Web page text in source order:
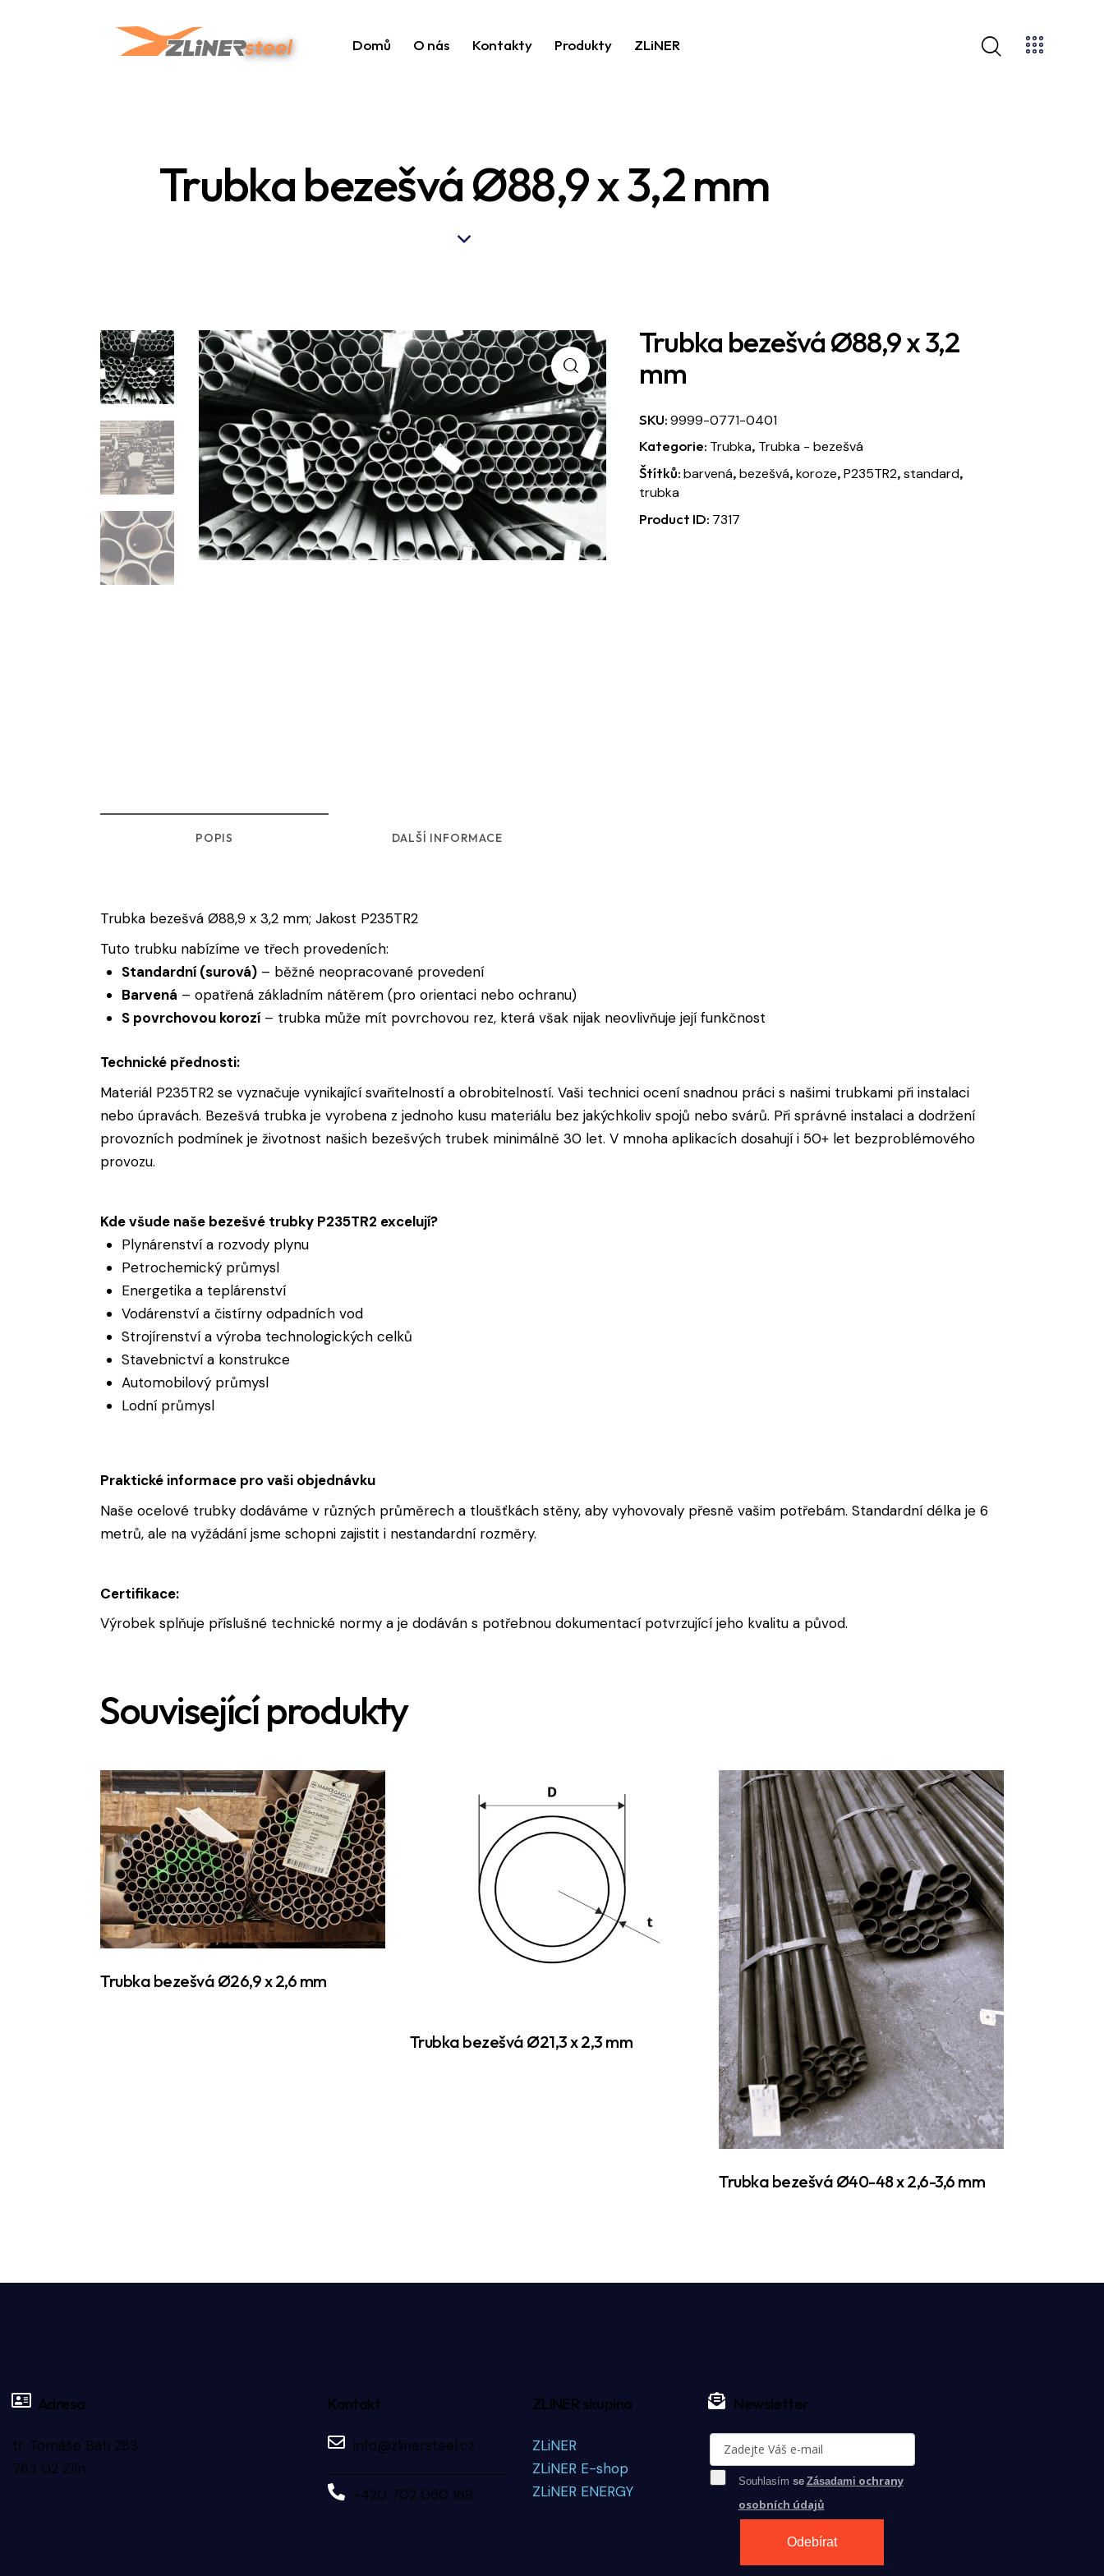
Domů O nás Kontakty Produkty ZLiNER
Trubka bezešvá Ø88,9 x 3,2 mm
Trubka bezešvá Ø88,9 x 3,2
mm
SKU:9999-0771-0401
Kategorie: Trubka, Trubka - bezešvá
Štítků:barvená,bezešvá,koroze,P235TR2,standard,
trubka
Product ID: 7317
POPIS DALŠÍ INFORMACE
Trubka bezešvá Ø88,9 x 3,2 mm; Jakost P235TR2
Tuto trubku nabízíme ve třech provedeních:
Standardní (surová)– běžné neopracované provedení
Barvená – opatřená základním nátěrem (pro orientaci nebo ochranu)
S povrchovou korozí– trubka může mít povrchovou rez, která však nijak neovlivňuje její funkčnost
Technické přednosti:
Materiál P235TR2 se vyznačuje vynikající svařitelností a obrobitelností. Vaši technici ocení snadnou práci s našimi trubkami při instalaci
nebo úpravách. Bezešvá trubka je vyrobena z jednoho kusu materiálu bez jakýchkoliv spojů nebo svárů. Při správné instalaci a dodržení
provozních podmínek je životnost našich bezešvých trubek minimálně 30 let. V mnoha aplikacích dosahují i 50+ let bezproblémového
provozu.
Kde všude naše bezešvé trubky P235TR2 excelují?
Plynárenství a rozvody plynu
Petrochemický průmysl
Energetika a teplárenství
Vodárenství a čistírny odpadních vod
Strojírenství a výroba technologických celků
Stavebnictví a konstrukce
Automobilový průmysl
Lodní průmysl
Praktické informace pro vaši objednávku
Naše ocelové trubky dodáváme v různých průměrech a tloušťkách stěny, aby vyhovovaly přesně vašim potřebám. Standardní délka je 6
metrů, ale na vyžádání jsme schopni zajistit i nestandardní rozměry.
Certifikace:
Výrobek splňuje příslušné technické normy a je dodáván s potřebnou dokumentací potvrzující jeho kvalitu a původ.
Související produkty
Trubka bezešvá Ø26,9 x 2,6 mm
Trubka bezešvá Ø21,3 x 2,3 mm
Trubka bezešvá Ø40-48 x 2,6-3,6 mm
Adresa
tř. Tomáše Bati 283
763 02 Zlín
Kontakt
info@zlinersteel.cz
+420 702 050 169
ZLiNER skupina
ZLiNER
ZLiNER E-shop
ZLiNER ENERGY
Newsletter
Souhlasím se Zásadami ochrany
osobních údajů
Odebírat